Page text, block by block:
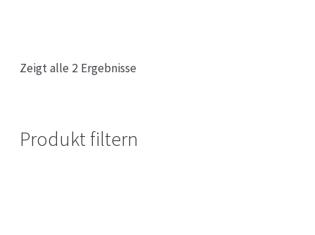
Zeigt alle 2 Ergebnisse
Produkt filtern